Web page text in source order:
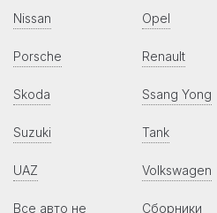
Nissan Opel
Porsche Renault
Skoda Ssang Yong
Suzuki Tank
UAZ Volkswagen
Все авто не Сборники